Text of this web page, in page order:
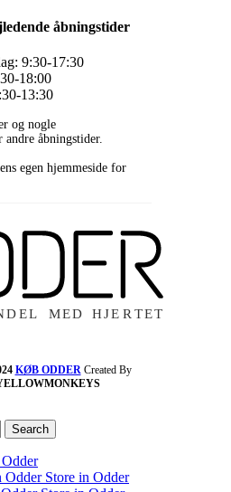
åbningstider
9:30-17:30
18:00
13:30
og nogle
andre åbningstider.
egen hjemmeside for
KØB ODDERCreated By
Search
Odder Store in Odder